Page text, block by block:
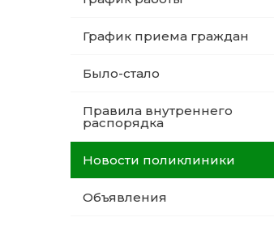
График приема граждан
Было-стало
Правила внутреннего
распорядка
Новости поликлиники
Объявления